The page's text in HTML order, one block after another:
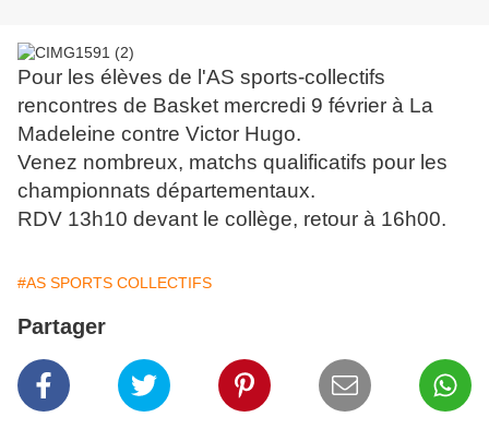
Pour les élèves de l'AS sports-collectifs
rencontres de Basket mercredi 9 février à La
Madeleine contre Victor Hugo.
Venez nombreux, matchs qualificatifs pour les
championnats départementaux.
RDV 13h10 devant le collège, retour à 16h00.
#AS SPORTS COLLECTIFS
Partager